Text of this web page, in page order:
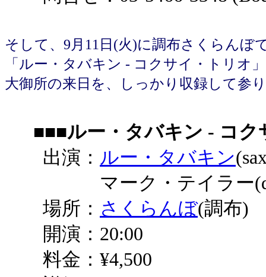
そして、9月11日(火)に調布さくらんぼ
「ルー・タバキン - コクサイ・トリオ
大御所の来日を、しっかり収録して参
■■■ルー・タバキン - コク
出演： ルー・タバキン
マーク・テイラー
場所： さくらんぼ(調布)
開演：20:00
料金：¥4,500